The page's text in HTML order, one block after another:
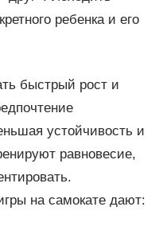
ребенка и его
быстрый рост и
устойчивость и
равновесие,
на самокате дают: